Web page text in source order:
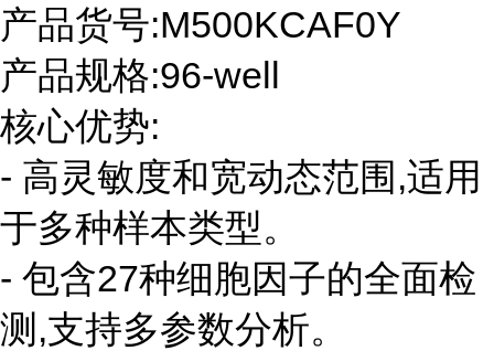
产品货号:M500KCAF0Y
产品规格:96-well
核心优势:
- 高灵敏度和宽动态范围,适用
于多种样本类型。
- 包含27种细胞因子的全面检
测,支持多参数分析。